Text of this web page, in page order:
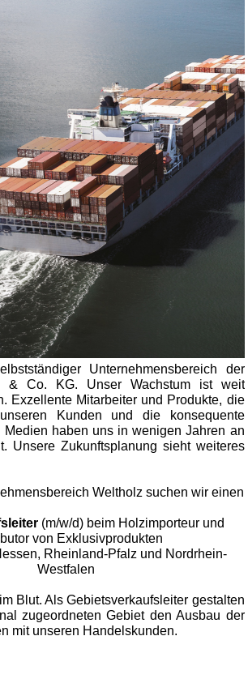
Unternehmensbereich der
& Co. KG. Unser Wachstum ist weit
Exzellente Mitarbeiter und Produkte, die
Kunden und die konsequente
Medien haben uns in wenigen Jahren an
Unsere Zukunftsplanung sieht weiteres
Weltholz suchen wir einen
(m/w/d) beim Holzimporteur und
von Exklusivprodukten
Rheinland-Pfalz und Nordrhein-
Westfalen
Blut. Als Gebietsverkaufsleiter gestalten
zugeordneten Gebiet den Ausbau der
mit unseren Handelskunden.